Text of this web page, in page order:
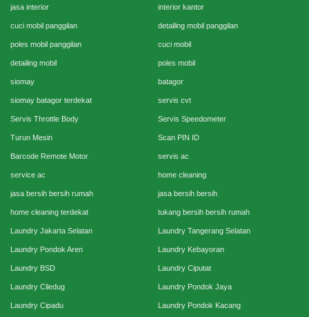
jasa interior interior kantor
cuci mobil panggilan detailing mobil panggilan
poles mobil panggilan cuci mobil
detailing mobil poles mobil
siomay batagor
siomay batagor terdekat servis cvt
Servis Throttle Body Servis Speedometer
Turun Mesin Scan PIN ID
Barcode Remote Motor servis ac
service ac home cleaning
jasa bersih bersih rumah jasa bersih bersih
home cleaning terdekat tukang bersih bersih rumah
Laundry Jakarta Selatan Laundry Tangerang Selatan
Laundry Pondok Aren Laundry Kebayoran
Laundry BSD Laundry Ciputat
Laundry Ciledug Laundry Pondok Jaya
Laundry Cipadu Laundry Pondok Kacang